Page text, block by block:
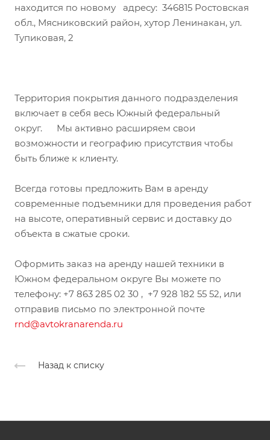
находится по новому адресу: 346815 Ростовская
обл., Мясниковский район, хутор Ленинакан, ул.
Тупиковая, 2
Территория покрытия данного подразделения
включает в себя весь Южный федеральный
округ. Мы активно расширяем свои
возможности и географию присутствия чтобы
быть ближе к клиенту.
Всегда готовы предложить Вам в аренду
современные подъемники для проведения работ
на высоте, оперативный сервис и доставку до
объекта в сжатые сроки.
Оформить заказ на аренду нашей техники в
Южном федеральном округе Вы можете по
телефону: +7 863 285 02 30 , +7 928 182 55 52, или
отправив письмо по электронной почте
rnd@avtokranarenda.ru
Назад к списку